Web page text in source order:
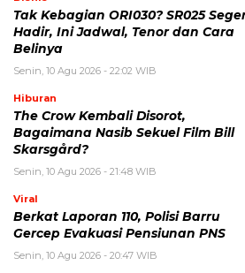
Bagaimana Nasib Sekuel Film Bill
Skarsgård?
Senin, 10 Agu 2026 - 21:48 WIB
Viral
Berkat Laporan 110, Polisi Barru
Gercep Evakuasi Pensiunan PNS
Senin, 10 Agu 2026 - 20:47 WIB
Bisnis
Naik, Ini Harga 450 VA, 900 VA, 1.300
VA dan 2.200 VA
Senin, 10 Agu 2026 - 16:02 WIB